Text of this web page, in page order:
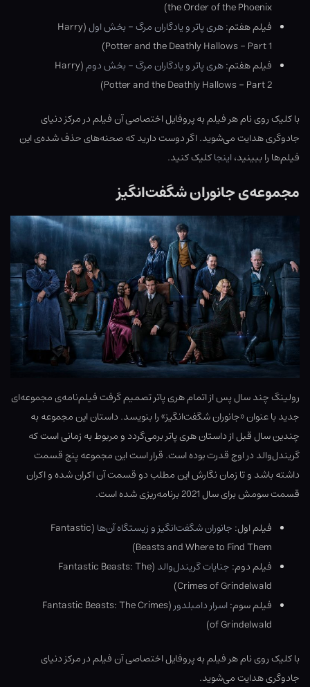
the Order of the Phoenix)
فیلم هفتم:هری پاتر و یادگاران مرگ – بخش اول (Harry
Potter and the Deathly Hallows – Part 1)
فیلم هفتم:هری پاتر و یادگاران مرگ – بخش دوم (Harry
Potter and the Deathly Hallows – Part 2)
با کلیک روی نام هر فیلم به پروفایل اختصاصی آن فیلم در مرکز دنیای
جادوگری هدایت می‌شوید. اگر دوست دارید که صحنه‌های حذف شده‌ی این
فیلم‌ها را ببینید،اینجاکلیک کنید.
مجموعه‌ی جانوران شگفت‌انگیز
رولینگ چند سال پس از اتمام هری پاتر تصمیم گرفت فیلم‌نامه‌ی مجموعه‌ای
جدید با عنوان «جانوران شگفت‌انگیز» را بنویسد. داستان این مجموعه به
چندین سال قبل از داستان هری پاتر برمی‌گردد و مربوط به زمانی است که
گریندل‌والد در اوج قدرت بوده است. قرار است این مجموعه پنج قسمت
داشته باشد و تا زمان نگارش این مطلب دو قسمت آن اکران شده و اکران
قسمت سومش برای سال 2021 برنامه‌ریزی شده است.
فیلم اول: جانوران شگفت‌انگیز و زیستگاه آن‌ها (Fantastic
Beasts and Where to Find Them)
فیلم دوم: جنایات گریندل‌والد (Fantastic Beasts: The
Crimes of Grindelwald)
فیلم سوم:اسرار دامبلدور (Fantastic Beasts: The Crimes
of Grindelwald)
با کلیک روی نام هر فیلم به پروفایل اختصاصی آن فیلم در مرکز دنیای
جادوگری هدایت می‌شوید.